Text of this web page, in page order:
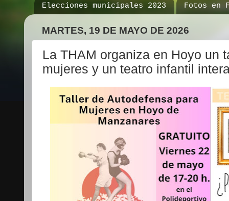
Elecciones municipales 2023
Fotos en
MARTES, 19 DE MAYO DE 2026
La THAM organiza en Hoyo un
mujeres y un teatro infantil